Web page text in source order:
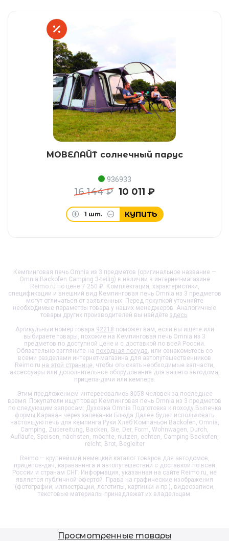
МОВЕЛАЙТ солнечный парус
936933
16 144 ₽ 10 011 ₽
1 шт. КУПИТЬ
Кемпинговая печь Omnia из 3 предметов (оригинальное название —
Omnia Backofen Camping 3-teilig) в наличии в интернет-магазине
Reimo.ru по цене 7 250 ₽. Комплектация, характеристики,
спецификации и внешний вид Кемпинговая печь Omnia из 3 предметов
могут отличаться от заявленных. Перед покупкой уточняйте
необходимые параметры товара у наших менеджеров. Аналогичные
товары других производителей вы найдёте здесь
Артикульный номер товара 92218 поможет вам, если вы ищете или
выбираете товары, похожие на Кемпинговая печь Omnia из 3
предметов по доступной цене и с доставкой по всей России.
Обязательно взгляните на походная посуда , или ознакомьтесь со
всеми разделами интернет-магазина для автопутешественников
Reimo.ru на этой странице , чтобы отыскать необходимые запчасти,
аксессуары или дополнительное оборудование для вашего автодома,
прицепа-дачи или кемпера.
Этим предложением интересовались 3058 человек за последнее
время. Покупатели ищут товар Кемпинговая печь Omnia из 3 предметов
по следующим запросам: Духовка Omnia Подготовка к походу Выпечка
формы Караван через запеканки Блюда Далее будет использовать
настоящую печь для кемпинга Руки Хлеб Компаньон Backofen, Omnia,
Camping, Zubereitung, Backen, Sie, Der, Form, Wohnwagen, Durch,
Aufläufe, Speisen, nächsten, möchte, nutzen, echten, Camping-Backofen,
reicht, Brot, Begleiter
Reimo — крупнейший немецкий каталог товаров для автодомов,
прицепов-дач, караванинга и автопутешествий с доставкой по всей
России и странам СНГ. Информация, указанная на сайте Reimo.ru, не
является публичной офертой. Права на графические изображения
(фотографии, иллюстрации, логотипы, картинки и пр.), видеозаписи,
текстовые материалы принадлежат их владельцам.
Просмотренные товары